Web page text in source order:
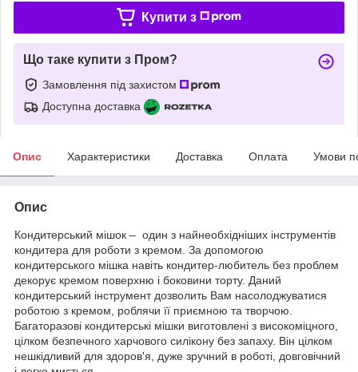
Купити з
Що таке купити з Пром?
Замовлення під захистом
Доступна доставка
Опис Характеристики Доставка Оплата Умови
Опис
Кондитерський мішок – один з найнеобхідніших інструментів
кондитера для роботи з кремом. За допомогою
кондитерського мішка навіть кондитер-любитель без проблем
декорує кремом поверхню і боковини торту. Даний
кондитерський інструмент дозволить Вам насолоджуватися
роботою з кремом, роблячи її приємною та творчою.
Багаторазові кондитерські мішки виготовлені з високоміцного,
цілком безпечного харчового силікону без запаху. Він цілком
нешкідливий для здоров'я, дуже зручний в роботі, довговічний